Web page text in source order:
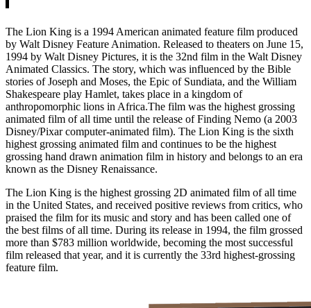
The Lion King is a 1994 American animated feature film produced
by Walt Disney Feature Animation. Released to theaters on June 15,
1994 by Walt Disney Pictures, it is the 32nd film in the Walt Disney
Animated Classics. The story, which was influenced by the Bible
stories of Joseph and Moses, the Epic of Sundiata, and the William
Shakespeare play Hamlet, takes place in a kingdom of
anthropomorphic lions in Africa.The film was the highest grossing
animated film of all time until the release of Finding Nemo (a 2003
Disney/Pixar computer-animated film). The Lion King is the sixth
highest grossing animated film and continues to be the highest
grossing hand drawn animation film in history and belongs to an era
known as the Disney Renaissance.
The Lion King is the highest grossing 2D animated film of all time
in the United States, and received positive reviews from critics, who
praised the film for its music and story and has been called one of
the best films of all time. During its release in 1994, the film grossed
more than $783 million worldwide, becoming the most successful
film released that year, and it is currently the 33rd highest-grossing
feature film.